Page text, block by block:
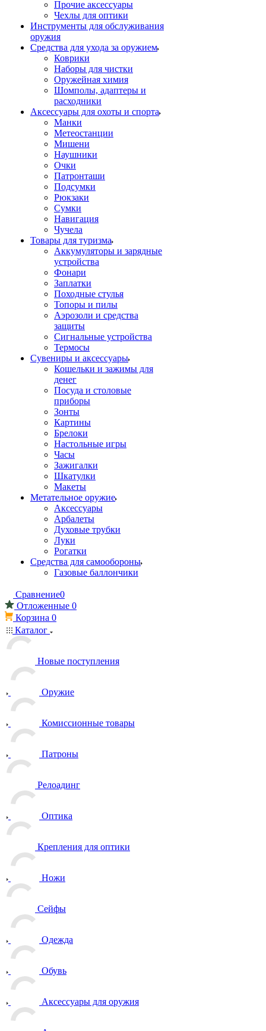
Прочие аксессуары
Чехлы для оптики
Инструменты для обслуживания
оружия
Средства для ухода за оружием
Коврики
Наборы для чистки
Оружейная химия
Шомполы, адаптеры и
расходники
Аксессуары для охоты и спорта
Манки
Метеостанции
Мишени
Наушники
Очки
Патронташи
Подсумки
Рюкзаки
Сумки
Навигация
Чучела
Товары для туризма
Аккумуляторы и зарядные
устройства
Фонари
Заплатки
Походные стулья
Топоры и пилы
Аэрозоли и средства
защиты
Сигнальные устройства
Термосы
Сувениры и аксессуары
Кошельки и зажимы для
денег
Посуда и столовые
приборы
Зонты
Картины
Брелоки
Настольные игры
Часы
Зажигалки
Шкатулки
Макеты
Метательное оружие
Аксессуары
Арбалеты
Духовые трубки
Луки
Рогатки
Средства для самообороны
Газовые баллончики
Сравнение0
Отложенные 0
Корзина 0
Каталог
Новые поступления
Оружие
Комиссионные товары
Патроны
Релоадинг
Оптика
Крепления для оптики
Ножи
Сейфы
Одежда
Обувь
Аксессуары для оружия